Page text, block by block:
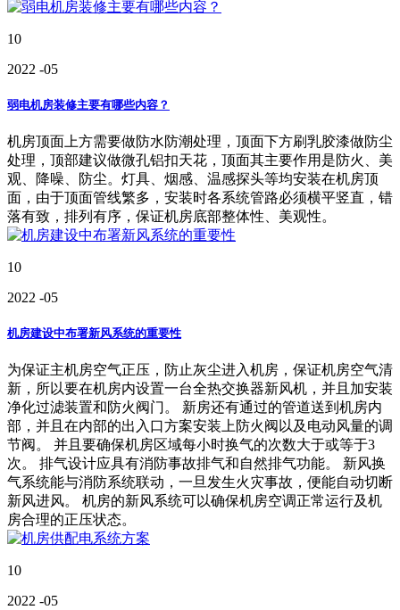
10
2022 -05
弱电机房装修主要有哪些内容？
机房顶面上方需要做防水防潮处理，顶面下方刷乳胶漆做防尘
处理，顶部建议做微孔铝扣天花，顶面其主要作用是防火、美
观、降噪、防尘。灯具、烟感、温感探头等均安装在机房顶
面，由于顶面管线繁多，安装时各系统管路必须横平竖直，错
落有致，排列有序，保证机房底部整体性、美观性。
10
2022 -05
机房建设中布署新风系统的重要性
为保证主机房空气正压，防止灰尘进入机房，保证机房空气清
新，所以要在机房内设置一台全热交换器新风机，并且加安装
净化过滤装置和防火阀门。 新房还有通过的管道送到机房内
部，并且在内部的出入口方案安装上防火阀以及电动风量的调
节阀。 并且要确保机房区域每小时换气的次数大于或等于3
次。 排气设计应具有消防事故排气和自然排气功能。 新风换
气系统能与消防系统联动，一旦发生火灾事故，便能自动切断
新风进风。 机房的新风系统可以确保机房空调正常运行及机
房合理的正压状态。
10
2022 -05